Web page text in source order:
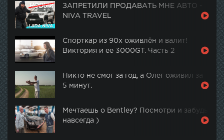
ЗАПРЕТИЛИ ПРОДАВАТЬ МНЕ АВТО -
NIVA TRAVEL
Спорткар из 90х оживлён и валит!
Виктория и ее 3000GT. Часть 2
Никто не смог за год, а Олег оживил за
5 минут.
Мечтаешь о Bentley? Посмотри и забудь
навсегда )